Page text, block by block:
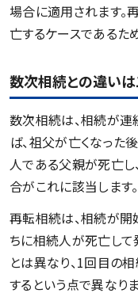
場合に適用されます。
亡するケースであるた
数次相続との違い
数次相続は、相続が連
ば、祖父が亡くなった
人である父親が死亡
合がこれに該当します。
再転相続は、相続が開
ちに相続人が死亡して
とは異なり、1回目の
するという点で異なり